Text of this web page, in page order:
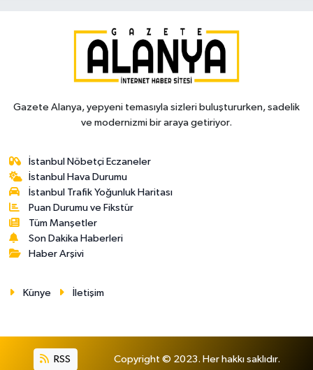
Gazete Alanya, yepyeni temasıyla sizleri buluştururken, sadelik
ve modernizmi bir araya getiriyor.
İstanbul Nöbetçi Eczaneler
İstanbul Hava Durumu
İstanbul Trafik Yoğunluk Haritası
Puan Durumu ve Fikstür
Tüm Manşetler
Son Dakika Haberleri
Haber Arşivi
Künye İletişim
RSS Copyright © 2023. Her hakkı saklıdır.